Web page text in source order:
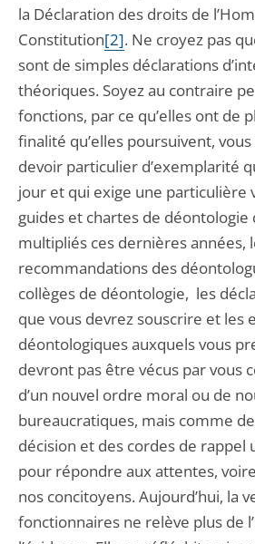
la Déclaration des droits de
Constitution[2]. Ne croyez pas
sont de simples déclarations
théoriques. Soyez au contraire
fonctions, par ce qu’elles ont de
finalité qu’elles poursuivent,
devoir particulier d’exemplarité
jour et qui exige une particulière
guides et chartes de déontologie
multipliés ces dernières années,
recommandations des
collèges de déontologie, les
que vous devrez souscrire et les
déontologiques auxquels vous
devront pas être vécus par vous
d’un nouvel ordre moral ou de
bureaucratiques, mais comme
décision et des cordes de
pour répondre aux attentes,
nos concitoyens. Aujourd’hui, la
fonctionnaires ne relève plus de